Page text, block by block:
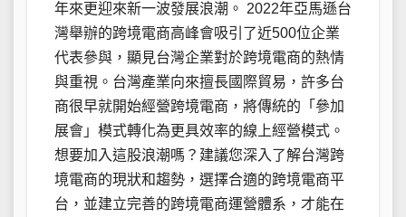
年來更迎來新一波發展浪潮。 2022年亞馬遜台
灣舉辦的跨境電商高峰會吸引了近500位企業
代表參與，顯見台灣企業對於跨境電商的熱情
與重視。台灣產業向來擅長國際貿易，許多台
商很早就開始經營跨境電商，將傳統的「參加
展會」模式轉化為更具效率的線上經營模式。
想要加入這股浪潮嗎？建議您深入了解台灣跨
境電商的現狀和趨勢，選擇合適的跨境電商平
台，並建立完善的跨境電商運營體系，才能在